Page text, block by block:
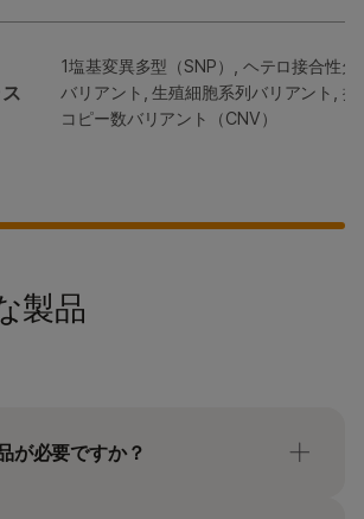
1塩基変異多型（SNP）, ヘテロ接合性
バリアント, 生殖細胞系列バリアント,
コピー数バリアント（CNV）
製品
が必要ですか？